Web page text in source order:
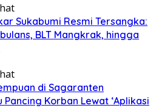
Sukabumi Resmi Tersangka:
BLT Mangkrak, hingga
di Sagaranten
Korban Lewat ‘Aplikasi